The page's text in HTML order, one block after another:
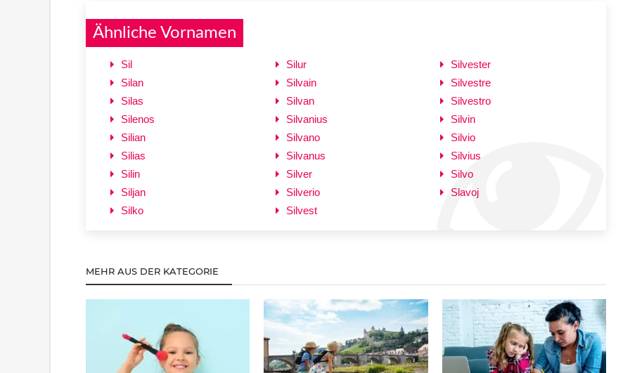
Ähnliche Vornamen
Sil
Silan
Silas
Silenos
Silian
Silias
Silin
Siljan
Silko
Silur
Silvain
Silvan
Silvanius
Silvano
Silvanus
Silver
Silverio
Silvest
Silvester
Silvestre
Silvestro
Silvin
Silvio
Silvius
Silvo
Slavoj
MEHR AUS DER KATEGORIE